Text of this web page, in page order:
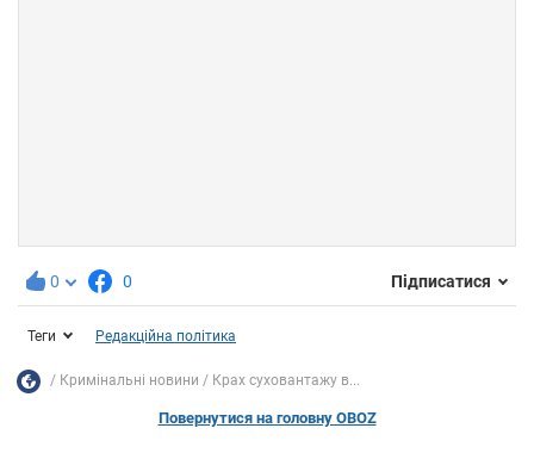
0 0 Підписатися
Теги Редакційна політика
Кримінальні новини Крах суховантажу в...
Повернутися на головну OBOZ